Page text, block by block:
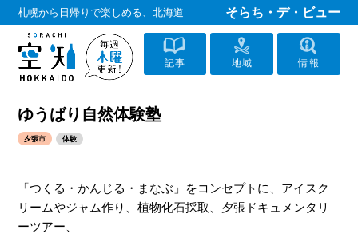
札幌から日帰りで楽しめる、北海道 そらち・デ・ビュー
記事 地域 情報
ゆうばり自然体験塾
夕張市 体験
「つくる・かんじる・まなぶ」をコンセプトに、アイスク
リームやジャム作り、植物化石採取、夕張ドキュメンタリ
ーツアー、